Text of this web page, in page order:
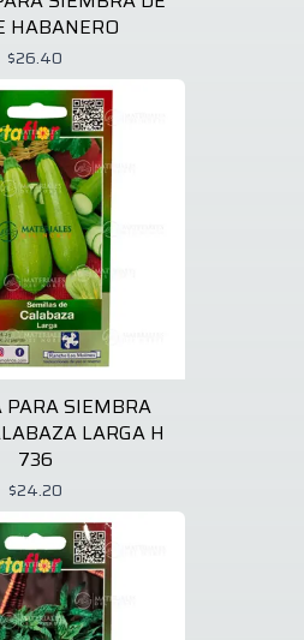
HABANERO
$26.40
SIEMBRA
LARGA H
736
$24.20